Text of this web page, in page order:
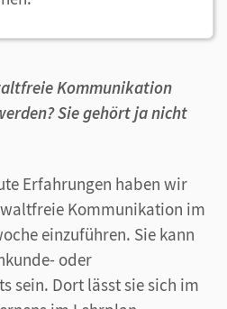
Kommunikation
Sie gehört ja nicht
Erfahrungen haben wir
Kommunikation im
einzuführen. Sie kann
oder
sein. Dort lässt sie sich im